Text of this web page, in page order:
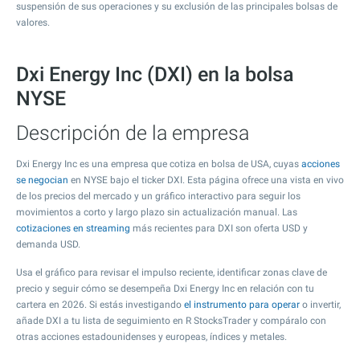
suspensión de sus operaciones y su exclusión de las principales bolsas de
valores.
Dxi Energy Inc (DXI) en la bolsa
NYSE
Descripción de la empresa
Dxi Energy Inc es una empresa que cotiza en bolsa de USA, cuyas acciones
se negocian en NYSE bajo el ticker DXI. Esta página ofrece una vista en vivo
de los precios del mercado y un gráfico interactivo para seguir los
movimientos a corto y largo plazo sin actualización manual. Las
cotizaciones en streaming más recientes para DXI son oferta USD y
demanda USD.
Usa el gráfico para revisar el impulso reciente, identificar zonas clave de
precio y seguir cómo se desempeña Dxi Energy Inc en relación con tu
cartera en 2026. Si estás investigando el instrumento para operar o invertir,
añade DXI a tu lista de seguimiento en R StocksTrader y compáralo con
otras acciones estadounidenses y europeas, índices y metales.